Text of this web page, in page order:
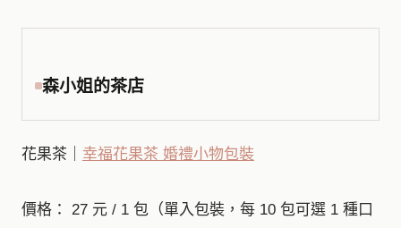
森小姐的茶店
花果茶｜ 幸福花果茶 婚禮小物包裝
價格： 27 元 / 1 包（單入包裝，每 10 包可選 1 種口